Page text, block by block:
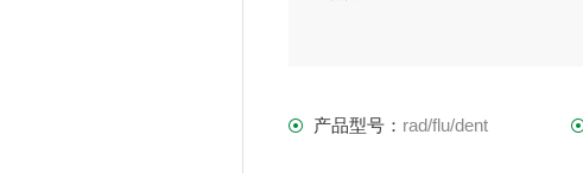
产品型号： rad/flu/dent